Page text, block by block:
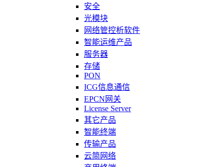
安全
光模块
网络管控析软件
智能运维产品
服务器
存储
PON
ICG信息通信
EPCN网关
License Server
其它产品
智能终端
传输产品
云简网络